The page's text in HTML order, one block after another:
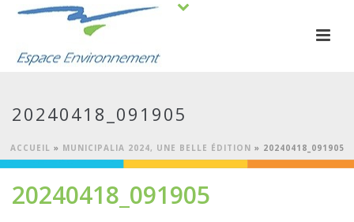
20240418_091905
ACCUEIL » MUNICIPALIA 2024, UNE BELLE ÉDITION » 20240418_091905
20240418_091905